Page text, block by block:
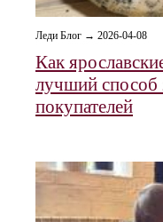
Леди Блог → 2026-04-08
Как
лучший способ
покупателей